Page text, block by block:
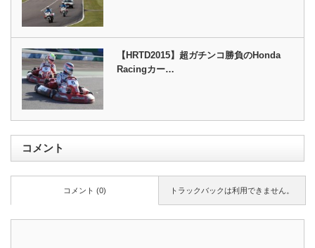
【HRTD2015】超ガチンコ勝負のHonda
Racingカー…
コメント
トラックバックは利用できません。
コメント (0)